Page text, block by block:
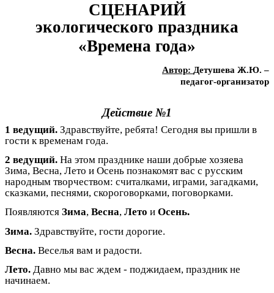
СЦЕНАРИЙ
экологического праздника
«Времена года»
Автор: Детушева Ж.Ю. –
педагог-организатор
Действие №1
1 ведущий. Здравствуйте, ребята! Сегодня вы пришли в
гости к временам года.
2 ведущий. На этом празднике наши добрые хозяева
Зима, Весна, Лето и Осень познакомят вас с русским
народным творчеством: считалками, играми, загадками,
сказками, песнями, скороговорками, поговорками.
Появляются Зима, Весна, Лето и Осень.
Зима. Здравствуйте, гости дорогие.
Весна. Веселья вам и радости.
Лето. Давно мы вас ждем - поджидаем, праздник не
начинаем.